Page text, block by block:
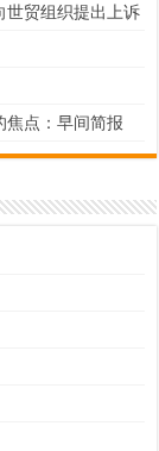
世贸组织提出上诉
焦点：早间简报